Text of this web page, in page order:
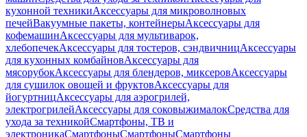
кухонной техникиАксессуары для микроволновых
печейВакуумные пакеты, контейнерыАксессуары для
кофемашинАксессуары для мультиварок,
хлебопечекАксессуары для тостеров, сэндвичницАксессуары
для кухонных комбайновАксессуары для
мясорубокАксессуары для блендеров, миксеровАксессуары
для сушилок овощей и фруктовАксессуары для
йогуртницАксессуары для аэрогрилей,
электрогрилейАксессуары для соковыжималокСредства для
ухода за техникойСмартфоны, ТВ и
электроникаСмартфоныСмартфоныСмартфоны